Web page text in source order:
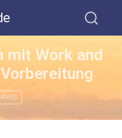
mit Work and